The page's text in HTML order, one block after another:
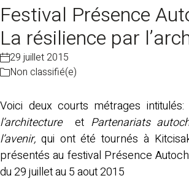
Festival Présence
La résilience par
29 juillet 2015
Non classifié(e)
Voici deux courts métrages intitulés:
l’architectureet Partenariats
l’avenir, qui ont été tournés à
présentés au festival Présence
du 29 juillet au 5 aout 2015